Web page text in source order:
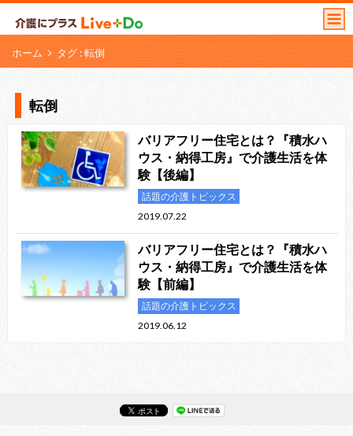
ホーム タグ : 転倒
転倒
バリアフリー住宅とは？『積水ハ
ウス・納得工房』で介護生活を体
験【後編】
話題の介護トピックス
2019.07.22
バリアフリー住宅とは？『積水ハ
ウス・納得工房』で介護生活を体
験【前編】
話題の介護トピックス
2019.06.12